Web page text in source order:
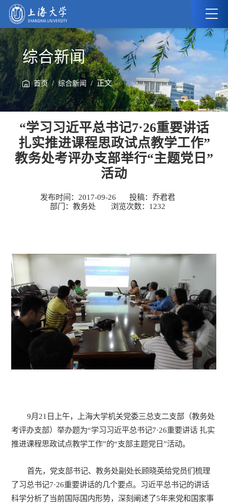
综合新闻
首页/综合新闻 / 正文
“学习习近平总书记7·26重要讲话
扎实推进课程思政试点教学工作”
教务处考评办支部举行“主题党日”
活动
发布时间：2017-09-26
投稿：乔君君
部门：教务处
浏览次数： 1232
9月21日上午，上海大学机关党委三总支二支部（教务处
考评办支部）举办题为“学习习近平总书记7·26重要讲话 扎实
推进课程思政试点教学工作”的“支部主题党日”活动。
首先，党支部书记、教务处副处长顾晓英给党员们梳理
了习总书记7·26重要讲话的几个要点。习近平总书记的讲话
科学分析了当前国际国内形势，深刻阐述了5年来党和国家事